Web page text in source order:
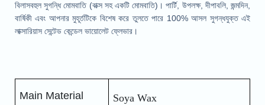
বিলাসবহুল সুগন্ধি মোমবাতি (বাক্স সহ একটি মোমবাতি)। পার্টি, উপলক্ষ, দীপাবলি, জন্মদিন,
বার্ষিকী এবং আপনার মুহূর্তটিকে বিশেষ করে তুলতে পারে 100% আসল সুগন্ধযুক্ত এই
লাক্সারিয়াস সেন্টেড কেন্ডেল ভায়োলেট ফ্লেভার।
Main Material Soya Wax